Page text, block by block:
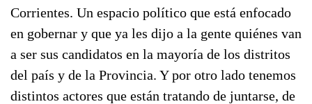
Corrientes. Un espacio político que está enfocado
en gobernar y que ya les dijo a la gente quiénes van
a ser sus candidatos en la mayoría de los distritos
del país y de la Provincia. Y por otro lado tenemos
distintos actores que están tratando de juntarse, de